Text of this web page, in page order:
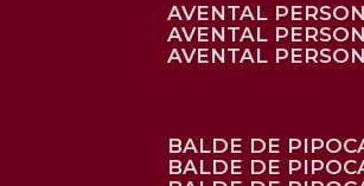
AVENTAL
AVENTAL
AVENTAL
BALDE DE
BALDE DE